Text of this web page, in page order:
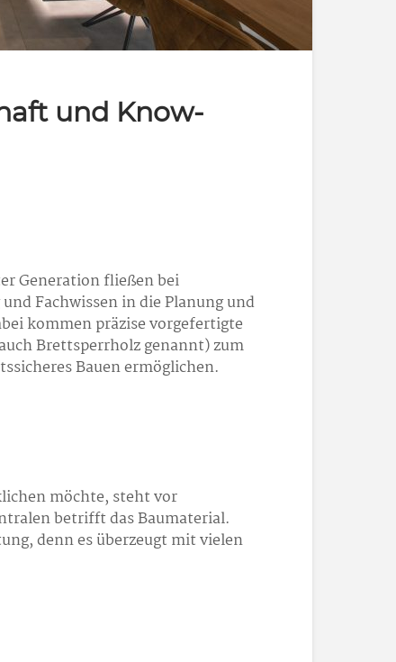
und Know-
Generation fließen bei
Fachwissen in die Planung und
kommen präzise vorgefertigte
Brettsperrholz genannt) zum
Bauen ermöglichen.
möchte, steht vor
betrifft das Baumaterial.
denn es überzeugt mit vielen